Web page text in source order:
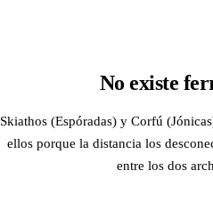
No existe
Skiathos (Espóradas) y Corfú
ellos porque la distancia los
entre los dos